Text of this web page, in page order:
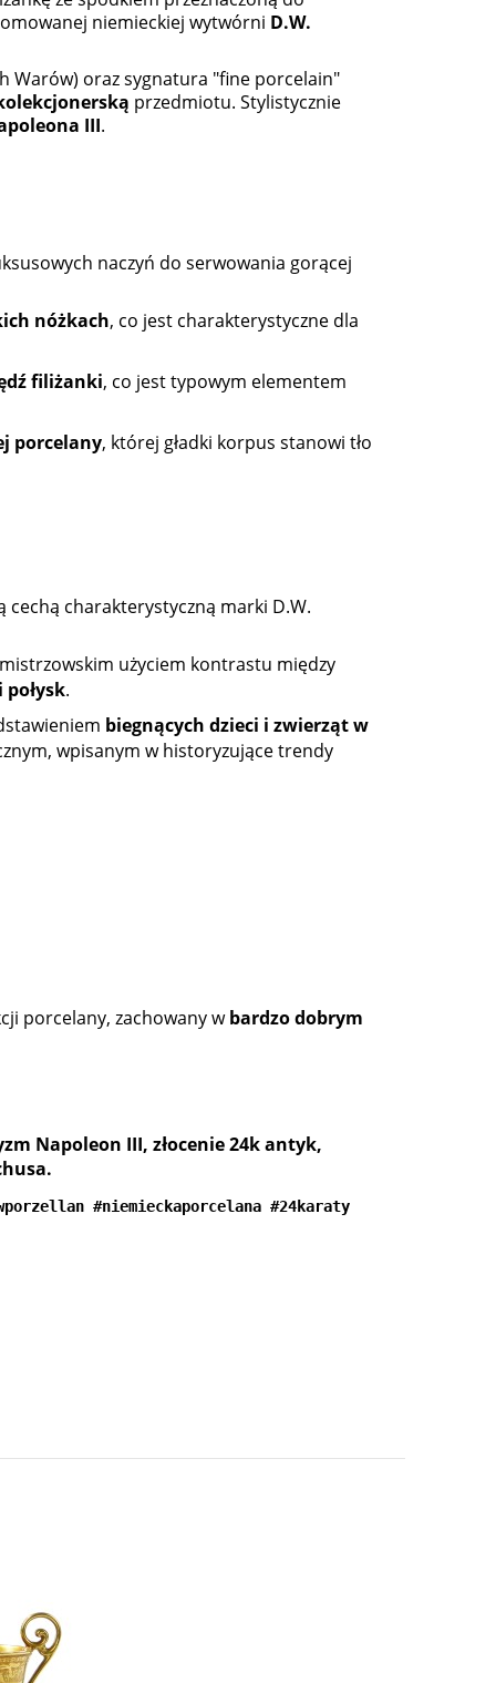
do koszyka
niemieckiej wytwórni D.W.
Warów) oraz sygnatura "fine porcelain"
przedmiotu. Stylistycznie
III.
naczyń do serwowania gorącej
nóżkach, co jest charakterystyczne dla
filiżanki, co jest typowym elementem
porcelany, której gładki korpus stanowi tło
cechą charakterystyczną marki D.W.
użyciem kontrastu między
.
biegnących dzieci i zwierząt w
wpisanym w historyzujące trendy
porcelany, zachowany wbardzo dobrym
Napoleon III, złocenie 24k antyk,
#niemieckaporcelana #24karaty